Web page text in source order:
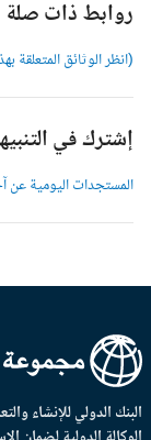
روابط ذات صلة
(انظر الوثائق المتعلقة
إشترك في
المستجدات اليومية عن آخر
الدولي للإنشاء والتعمير